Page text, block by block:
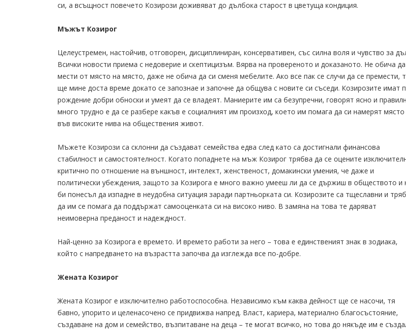
си, а всъщност повечето Козирози доживяват до дълбока старост в цветуща кондиция.
Мъжът Козирог
Целеустремен, настойчив, отговорен, дисциплиниран, консервативен, със силна воля и чувство за
Всички новости приема с недоверие и скептицизъм. Вярва на провереното и доказаното. Не обича
мести от място на място, даже не обича да си сменя мебелите. Ако все пак се случи да се премести,
ще мине доста време докато се запознае и започне да общува с новите си съседи. Козирозите имат
рождение добри обноски и умеят да се владеят. Маниерите им са безупречни, говорят ясно и
много трудно е да се разбере какъв е социалният им произход, което им помага да си намерят място
във високите нива на обществения живот.
Мъжете Козирози са склонни да създават семейства едва след като са достигнали финансова
стабилност и самостоятелност. Когато попаднете на мъж Козирог трябва да се оцените
критично по отношение на външност, интелект, женственост, домакински умения, че даже и
политически убеждения, защото за Козирога е много важно умееш ли да се държиш в обществото и
би понесъл да изпадне в неудобна ситуация заради партньорката си. Козирозите са тщеславни и
да им се помага да поддържат самооценката си на високо ниво. В замяна на това те даряват
неимоверна преданост и надеждност.
Най-ценно за Козирога е времето. И времето работи за него – това е единственият знак в зодиака,
който с напредването на възрастта започва да изглежда все по-добре.
Жената Козирог
Жената Козирог е изключително работоспособна. Независимо към каква дейност ще се насочи, тя
бавно, упорито и целенасочено се придвижва напред. Власт, кариера, материално благосъстояние,
създаване на дом и семейство, възпитаване на деца – те могат всичко, но това до някъде им е